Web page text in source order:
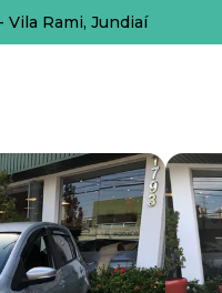
Vila Rami, Jundiaí